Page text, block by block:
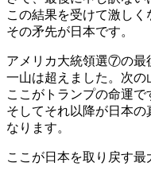
この結果を受けて激しく
その矛先が日本です。
アメリカ大統領選⑦の最
一山は超えました。次の
ここがトランプの命運で
そしてそれ以降が日本
なります。
ここが日本を取り戻す最